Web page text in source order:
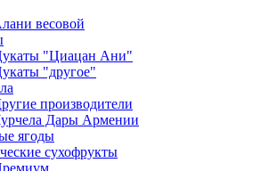
весовой
"Циацан Ани"
"другое"
производители
Дары Армении
ягоды
сухофрукты